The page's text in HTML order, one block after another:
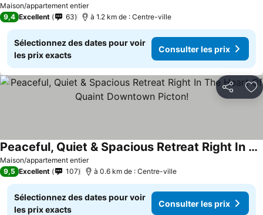
Maison/appartement entier
9,4 Excellent 63 à 1.2 km de : Centre-ville
Sélectionnez des dates pour voir
les prix exacts
Consulter les prix
Partager
Maison/appartement entier
Peaceful, Quiet & Spacious Retreat Right In The Heart Of Quaint Downtown Picton!
9,5 Excellent 107 à 0.6 km de : Centre-ville
Sélectionnez des dates pour voir
les prix exacts
Consulter les prix